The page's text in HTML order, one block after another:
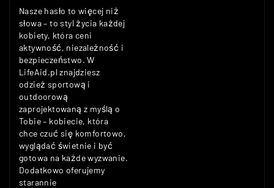
Nasze hasło to więcej niż
słowa – to styl życia każdej
kobiety, która ceni
aktywność, niezależność i
bezpieczeństwo. W
LifeAid.pl znajdziesz
odzież sportową i
outdoorową
zaprojektowaną z myślą o
Tobie – kobiecie, która
chce czuć się komfortowo,
wyglądać świetnie i być
gotowa na każde wyzwanie.
Dodatkowo oferujemy
starannie